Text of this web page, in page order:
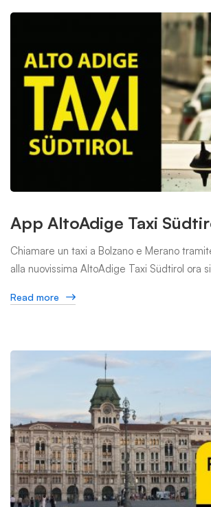
App AltoAdige Taxi
Chiamare un taxi a Bolzano e Merano
alla nuovissima AltoAdige Taxi Südtirol ora
Read more